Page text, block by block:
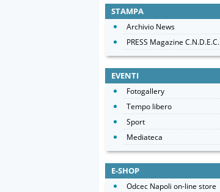
STAMPA
Archivio News
PRESS Magazine C.N.D.E.C.
EVENTI
Fotogallery
Tempo libero
Sport
Mediateca
E-SHOP
Odcec Napoli on-line store